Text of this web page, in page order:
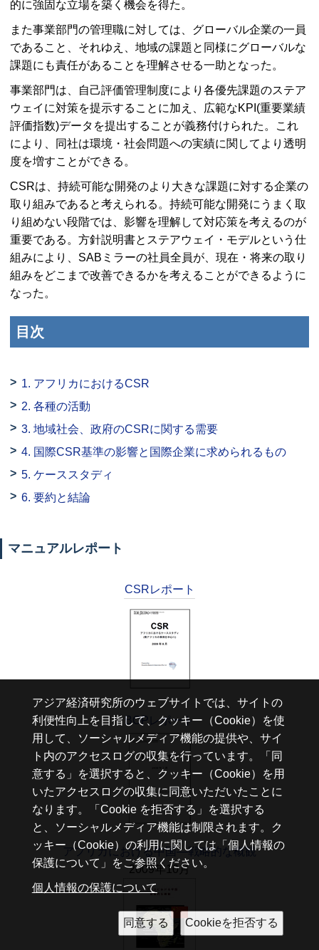
的に強固な立場を築く機会を得た。
また事業部門の管理職に対しては、グローバル企業の一員
であること、それゆえ、地域の課題と同様にグローバルな
課題にも責任があることを理解させる一助となった。
事業部門は、自己評価管理制度により各優先課題のステア
ウェイに対策を提示することに加え、広範なKPI(重要業績
評価指数)データを提出することが義務付けられた。これ
により、同社は環境・社会問題への実績に関してより透明
度を増すことができる。
CSRは、持続可能な開発のより大きな課題に対する企業の
取り組みであると考えられる。持続可能な開発にうまく取
り組めない段階では、影響を理解して対応策を考えるのが
重要である。方針説明書とステアウェイ・モデルという仕
組みにより、SABミラーの社員全員が、現在・将来の取り
組みをどこまで改善できるかを考えることができるように
なった。
目次
1. アフリカにおけるCSR
2. 各種の活動
3. 地域社会、政府のCSRに関する需要
4. 国際CSR基準の影響と国際企業に求められるもの
5. ケーススタディ
6. 要約と結論
マニュアルレポート
CSRレポート
BOPレポート
アフリカにおける中国—戦略的な概観
2009年10月
アジア経済研究所のウェブサイトでは、サイトの
利便性向上を目指して、クッキー（Cookie）を使
用して、ソーシャルメディア機能の提供や、サイ
ト内のアクセスログの収集を行っています。「同
意する」を選択すると、クッキー（Cookie）を用
いたアクセスログの収集に同意いただいたことに
なります。「Cookie を拒否する」を選択する
と、ソーシャルメディア機能は制限されます。ク
ッキー（Cookie）の利用に関しては「個人情報の
保護について」をご参照ください。
個人情報の保護について